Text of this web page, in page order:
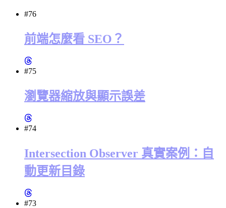
#76
前端怎麼看 SEO？
#75
瀏覽器縮放與顯示誤差
#74
Intersection Observer 真實案例：自
動更新目錄
#73